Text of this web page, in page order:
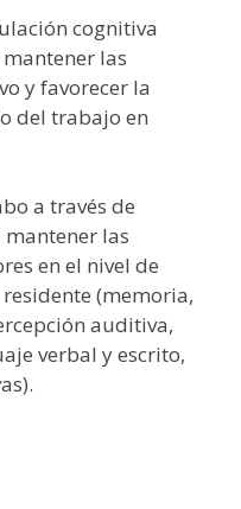
cognitiva
las
y favorecer la
del trabajo en
a través de
las
en el nivel de
(memoria,
auditiva,
verbal y escrito,